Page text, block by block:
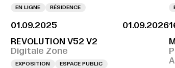
EN LIGNE RÉSIDENCE
01.09.2025
01.09.2026
REVOLUTION V52 V2
Digitale Zone
EXPOSITION
ESPACE PUBLIC